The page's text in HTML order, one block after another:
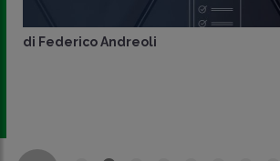
di Federico Andreoli